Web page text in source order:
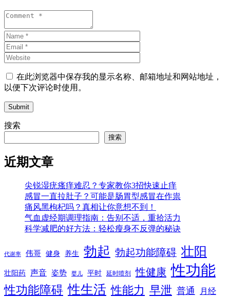
在此浏览器中保存我的显示名称、邮箱地址和网站地址，
以便下次评论时使用。
Submit
搜索
搜索
近期文章
尖锐湿疣瘙痒难忍？专家教你3招快速止痒
感冒一直拉肚子？可能是肠胃型感冒在作祟
痛风黑枸杞吗？真相让你意想不到！
气血虚经期调理指南：告别不适，重拾活力
科学减肥的好方法：轻松瘦身不反弹的秘诀
代谢率 伟哥 健身 养生 勃起 勃起功能障碍 壮阳
壮阳药 声音 姿势 婴儿 平时 延时喷剂 性健康 性功能
性功能障碍 性生活 性能力 早泄 普通 月经